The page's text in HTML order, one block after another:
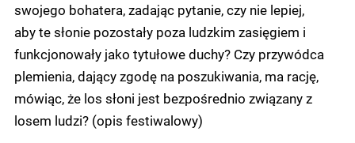
swojego bohatera, zadając pytanie, czy nie lepiej,
aby te słonie pozostały poza ludzkim zasięgiem i
funkcjonowały jako tytułowe duchy? Czy przywódca
plemienia, dający zgodę na poszukiwania, ma rację,
mówiąc, że los słoni jest bezpośrednio związany z
losem ludzi? (opis festiwalowy)